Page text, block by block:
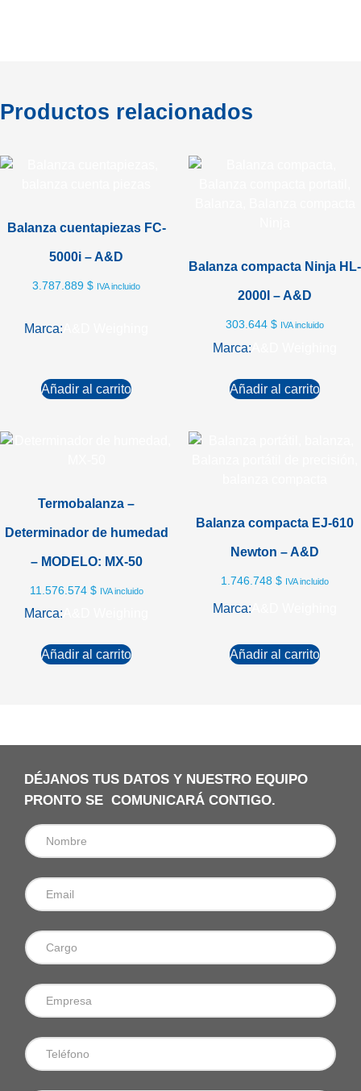
Productos relacionados
Balanza cuentapiezas FC-
5000i – A&D
3.787.889 $ IVA incluido
Marca:
Añadir al carrito
Balanza compacta Ninja HL-
2000I – A&D
303.644 $ IVA incluido
Marca:
Añadir al carrito
Termobalanza –
Determinador de humedad
– MODELO: MX-50
11.576.574 $ IVA incluido
Marca:
Añadir al carrito
Balanza compacta EJ-610
Newton – A&D
1.746.748 $ IVA incluido
Marca:
Añadir al carrito
DÉJANOS TUS DATOS Y NUESTRO EQUIPO
PRONTO SE COMUNICARÁ CONTIGO.